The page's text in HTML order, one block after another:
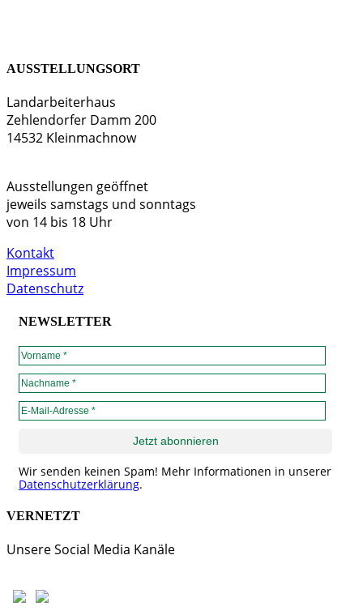
AUSSTELLUNGSORT
Landarbeiterhaus
Zehlendorfer Damm 200
14532 Kleinmachnow
Ausstellungen geöffnet
jeweils samstags und sonntags
von 14 bis 18 Uhr
Kontakt
Impressum
Datenschutz
NEWSLETTER
Wir senden keinen Spam! Mehr Informationen in unserer
Datenschutzerklärung.
VERNETZT
Unsere Social Media Kanäle